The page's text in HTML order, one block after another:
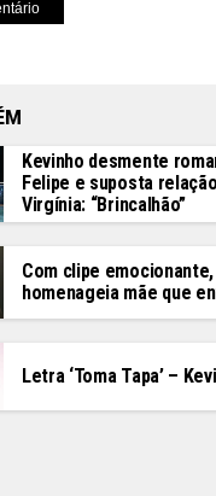
Kevinho desmente
Felipe e suposta
Virgínia: “Brincalhão”
Com clipe
homenageia mãe que
Letra ‘Toma Tapa’ –